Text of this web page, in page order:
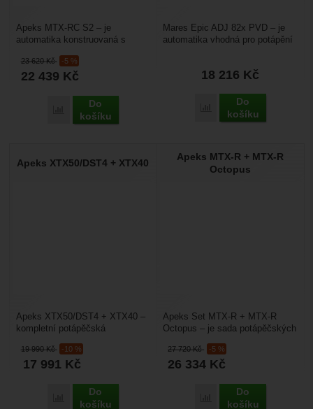
23 620Kč -5 %
22 439 Kč
Porovnat
Do
košíku
Apeks MTX-RC S2 – je
automatika konstruovaná s
vodu. Má proto
maximalizovanou...
18 216 Kč
Porovnat
Do
košíku
Mares Epic ADJ 82x PVD – je
automatika vhodná pro potápění
Apeks XTX50/DST4 + XTX40
19 990Kč -10 %
17 991 Kč
Porovnat
Do
košíku
Apeks XTX50/DST4 + XTX40 –
kompletní potápěčská
vody včetně octopusu. Už...
Apeks MTX-R + MTX-R
Octopus
27 720Kč -5 %
26 334 Kč
Porovnat
Do
košíku
Apeks Set MTX-R + MTX-R
Octopus – je sada potápěčských
které se hodí do chladné...